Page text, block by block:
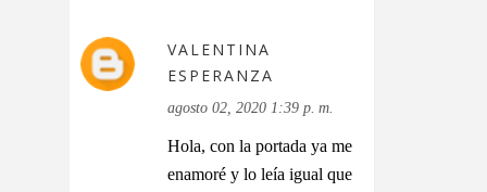
VALENTINA
ESPERANZA
agosto 02, 2020 1:39 p. m.
Hola, con la portada ya me
enamoré y lo leía igual que